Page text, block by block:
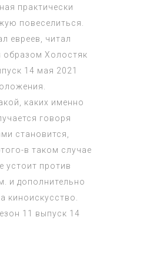
практически
повеселиться.
евреев, читал
образом Холостяк
14 мая 2021
каких именно
говоря
становится,
в таком случае
устоит против
и дополнительно
киноискусство.
11 выпуск 14